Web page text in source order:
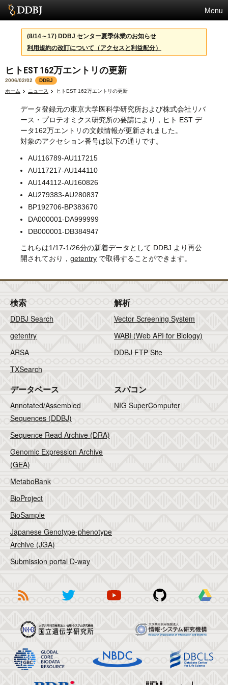
Menu
サービス
スパコン
統計
活動
センターについて
問合せ
(8/14～17) DDBJ センター夏季休業のお知らせ
利用規約の改訂について（アクセスと利益配分）
ヒトEST 162万エントリの更新
2006/02/02
DDBJ
ホーム
ニュース ヒトEST 162万エントリの更新
データ登録元の東京大学医科学研究所および株式会社リバ
ース・プロテオミクス研究所の要請により，ヒト EST デ
ータ162万エントリの文献情報が更新されました。
対象のアクセション番号は以下の通りです。
AU116789-AU117215
AU117217-AU144110
AU144112-AU160826
AU279383-AU280837
BP192706-BP383670
DA000001-DA999999
DB000001-DB384947
これらは1/17-1/26分の新着データとして DDBJ より再公
開されており， getentry で取得することができます。
検索
DDBJ Search
getentry
ARSA
TXSearch
解析
Vector Screening System
WABI (Web API for Biology)
DDBJ FTP Site
データベース
Annotated/Assembled
Sequences (DDBJ)
Sequence Read Archive (DRA)
Genomic Expression Archive
(GEA)
MetaboBank
BioProject
BioSample
Japanese Genotype-phenotype
Archive (JGA)
Submission portal D-way
スパコン
NIG SuperComputer